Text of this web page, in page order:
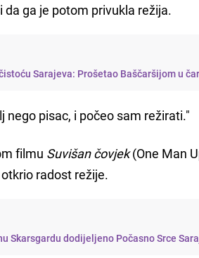
da ga je potom privukla režija.
Sarajeva: Prošetao Baščaršijom u
pisac, i počeo sam režirati."
filmu Suvišan čovjek(One Man
radost režije.
Skarsgardu dodijeljeno Počasno Srce